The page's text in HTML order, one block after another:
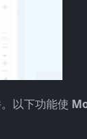
以下功能使